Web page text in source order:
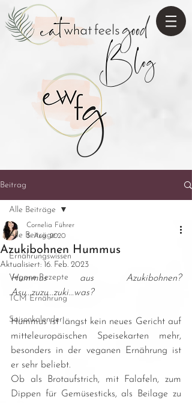
Blog
Beitrag
Alle Beiträge
Ernährungswissen
Vegane Rezepte
TCM Ernährung
Saisonkalender
Alle Beiträge
Azukibohnen Hummus
Cornelia Führer
3. Aug. 2020
Aktualisiert: 16. Feb. 2023
Hummus aus Azukibohnen?
Asu...zuzu...zuki...was?
Hummus ist längst kein neues Gericht auf
mitteleuropäischen Speisekarten mehr,
besonders in der veganen Ernährung ist
er sehr beliebt.
Ob als Brotaufstrich, mit Falafeln, zum
Dippen für Gemüsesticks, als Beilage zu